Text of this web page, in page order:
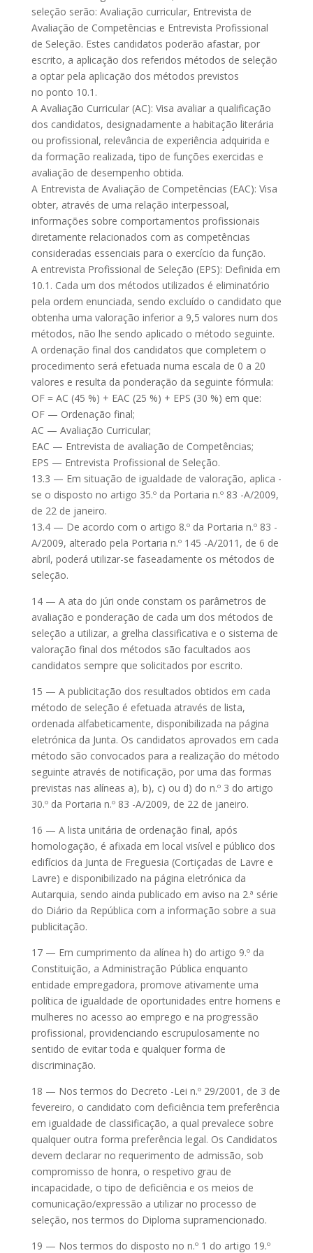
seleção serão: Avaliação curricular, Entrevista de
Avaliação de Competências e Entrevista Profissional
de Seleção. Estes candidatos poderão afastar, por
escrito, a aplicação dos referidos métodos de seleção
a optar pela aplicação dos métodos previstos
no ponto 10.1.
A Avaliação Curricular (AC): Visa avaliar a qualificação
dos candidatos, designadamente a habitação literária
ou profissional, relevância de experiência adquirida e
da formação realizada, tipo de funções exercidas e
avaliação de desempenho obtida.
A Entrevista de Avaliação de Competências (EAC): Visa
obter, através de uma relação interpessoal,
informações sobre comportamentos profissionais
diretamente relacionados com as competências
consideradas essenciais para o exercício da função.
A entrevista Profissional de Seleção (EPS): Definida em
10.1. Cada um dos métodos utilizados é eliminatório
pela ordem enunciada, sendo excluído o candidato que
obtenha uma valoração inferior a 9,5 valores num dos
métodos, não lhe sendo aplicado o método seguinte.
A ordenação final dos candidatos que completem o
procedimento será efetuada numa escala de 0 a 20
valores e resulta da ponderação da seguinte fórmula:
OF = AC (45 %) + EAC (25 %) + EPS (30 %) em que:
OF — Ordenação final;
AC — Avaliação Curricular;
EAC — Entrevista de avaliação de Competências;
EPS — Entrevista Profissional de Seleção.
13.3 — Em situação de igualdade de valoração, aplica -
se o disposto no artigo 35.º da Portaria n.º 83 -A/2009,
de 22 de janeiro.
13.4 — De acordo com o artigo 8.º da Portaria n.º 83 -
A/2009, alterado pela Portaria n.º 145 -A/2011, de 6 de
abril, poderá utilizar-se faseadamente os métodos de
seleção.
14 — A ata do júri onde constam os parâmetros de
avaliação e ponderação de cada um dos métodos de
seleção a utilizar, a grelha classificativa e o sistema de
valoração final dos métodos são facultados aos
candidatos sempre que solicitados por escrito.
15 — A publicitação dos resultados obtidos em cada
método de seleção é efetuada através de lista,
ordenada alfabeticamente, disponibilizada na página
eletrónica da Junta. Os candidatos aprovados em cada
método são convocados para a realização do método
seguinte através de notificação, por uma das formas
previstas nas alíneas a), b), c) ou d) do n.º 3 do artigo
30.º da Portaria n.º 83 -A/2009, de 22 de janeiro.
16 — A lista unitária de ordenação final, após
homologação, é afixada em local visível e público dos
edifícios da Junta de Freguesia (Cortiçadas de Lavre e
Lavre) e disponibilizado na página eletrónica da
Autarquia, sendo ainda publicado em aviso na 2.ª série
do Diário da República com a informação sobre a sua
publicitação.
17 — Em cumprimento da alínea h) do artigo 9.º da
Constituição, a Administração Pública enquanto
entidade empregadora, promove ativamente uma
política de igualdade de oportunidades entre homens e
mulheres no acesso ao emprego e na progressão
profissional, providenciando escrupulosamente no
sentido de evitar toda e qualquer forma de
discriminação.
18 — Nos termos do Decreto -Lei n.º 29/2001, de 3 de
fevereiro, o candidato com deficiência tem preferência
em igualdade de classificação, a qual prevalece sobre
qualquer outra forma preferência legal. Os Candidatos
devem declarar no requerimento de admissão, sob
compromisso de honra, o respetivo grau de
incapacidade, o tipo de deficiência e os meios de
comunicação/expressão a utilizar no processo de
seleção, nos termos do Diploma supramencionado.
19 — Nos termos do disposto no n.º 1 do artigo 19.º